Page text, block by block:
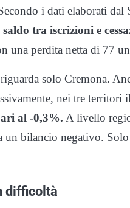
i dati elaborati dal
tra iscrizioni e
una perdita netta di 77
solo Cremona.
nei tre territori
al -0,3%. A livello
un bilancio negativo. Solo
difficoltà